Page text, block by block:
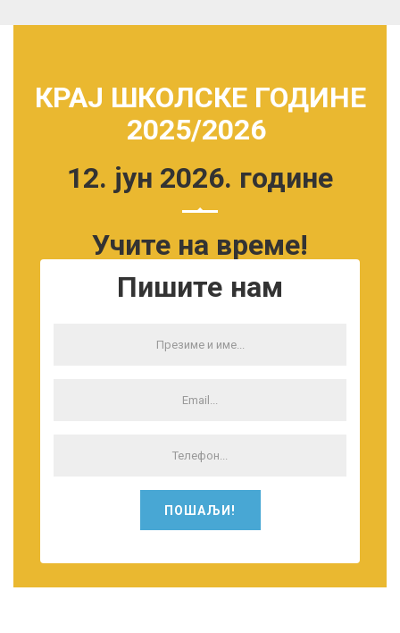
КРАЈ ШКОЛСКЕ ГОДИНЕ
2025/2026
12. јун 2026. године
Учите на време!
Пишите нам
ПОШАЉИ!